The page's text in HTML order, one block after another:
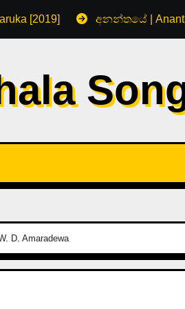
[2019] අනන්තයේ |
D. Amaradewa